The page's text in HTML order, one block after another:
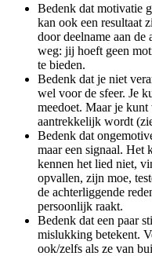
Bedenk dat motivatie
kan ook een resultaat
door deelname aan
weg: jij hoeft geen
te bieden.
Bedenk dat je niet
wel voor de sfeer. Je
meedoet. Maar je kunt
aantrekkelijk wordt
Bedenk dat
maar een signaal. Het
kennen het lied niet,
opvallen, zijn moe,
de achterliggende
persoonlijk raakt.
Bedenk dat een paar
mislukking betekent.
ook/zelfs als ze van